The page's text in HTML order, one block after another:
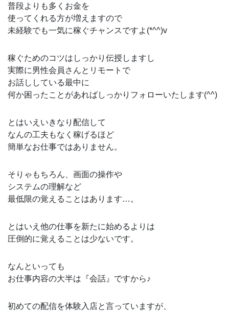
普段よりも多くお金を
使ってくれる方が増えますので
未経験でも一気に稼ぐチャンスですよ(*^^)v
稼ぐためのコツはしっかり伝授しますし
実際に男性会員さんとリモートで
お話ししている最中に
何か困ったことがあればしっかりフォローいたします(^^)
とはいえいきなり配信して
なんの工夫もなく稼げるほど
簡単なお仕事ではありません。
そりゃもちろん、画面の操作や
システムの理解など
最低限の覚えることはあります…。
とはいえ他の仕事を新たに始めるよりは
圧倒的に覚えることは少ないです。
なんといっても
お仕事内容の大半は『会話』ですから♪
初めての配信を体験入店と言っていますが、